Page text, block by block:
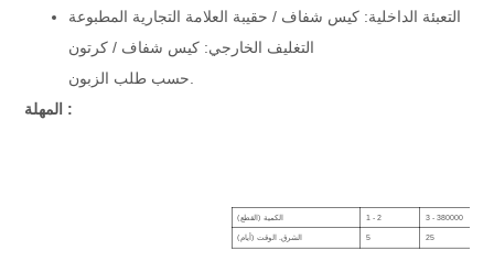
التعبئة الداخلية: كيس شفاف / حقيبة العلامة التجارية المطبوعة
التغليف الخارجي: كيس شفاف / كرتون
المهلة :
الكمية (القطع) 1 - 2 3 - 380000
الشرق. الوقت (أيام) 5 25